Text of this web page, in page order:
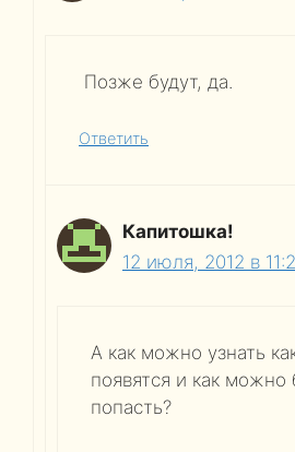
Позже будут, да.
Ответить
Капитошка!
12 июля, 2012 в
А как можно узнать
появятся и как можно
попасть?